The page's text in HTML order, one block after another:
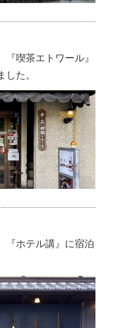
『喫茶エトワール』
た。
『ホテル講』に宿泊